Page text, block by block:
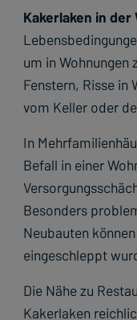
Kakerlaken in der
um in Wohnungen
Fenstern, Risse in
vom Keller oder
In
Befall in einer
Besonders
Neubauten
eingeschleppt
Die Nähe zu
Kakerlaken